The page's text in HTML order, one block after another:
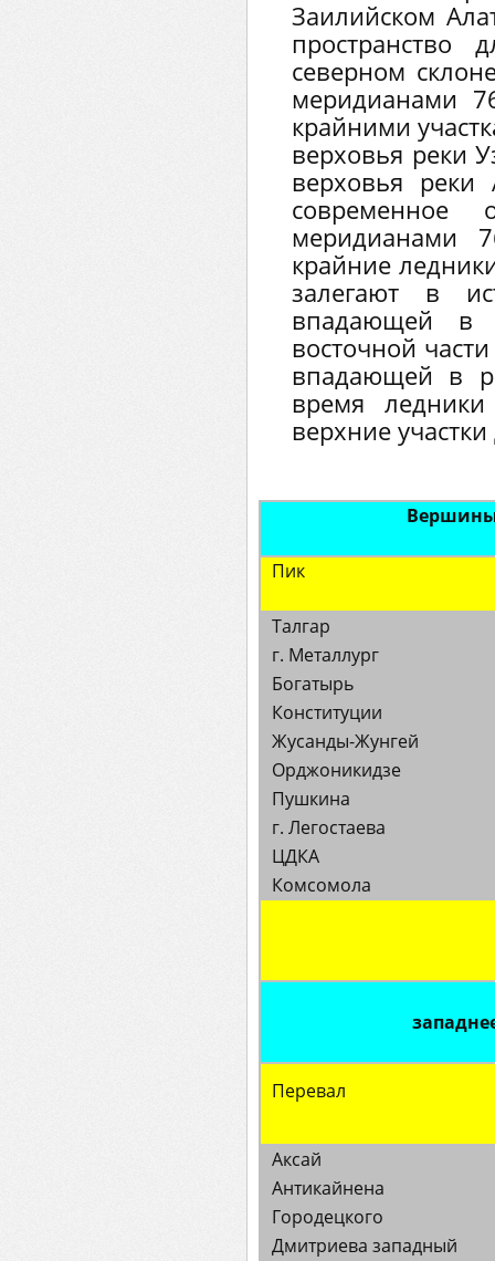
Заилийском
северном
меридианами
крайними
верховья реки
верховья
современное
меридианами
крайние
залегают в
впадающей в
восточной
впадающей в
время
верхние
Вершины
Пик
Талгар
г. Металлург
Богатырь
Конституции
Жусанды-Жунгей
Орджоникидзе
Пушкина
г. Легостаева
ЦДКА
Комсомола
Перевал
Аксай
Антикайнена
Городецкого
Дмитриева западный